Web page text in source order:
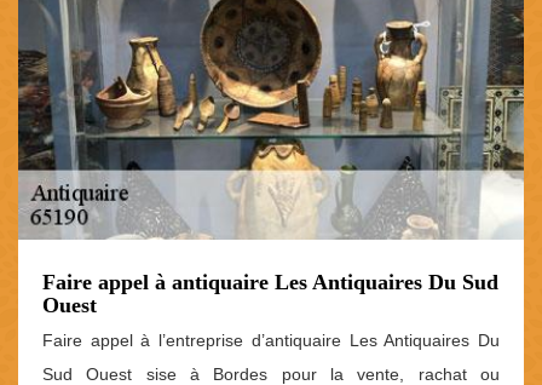
Faire appel à antiquaire Les Antiquaires Du Sud
Ouest
Faire appel à l’entreprise d’antiquaire Les Antiquaires Du
Sud Ouest sise à Bordes pour la vente, rachat ou